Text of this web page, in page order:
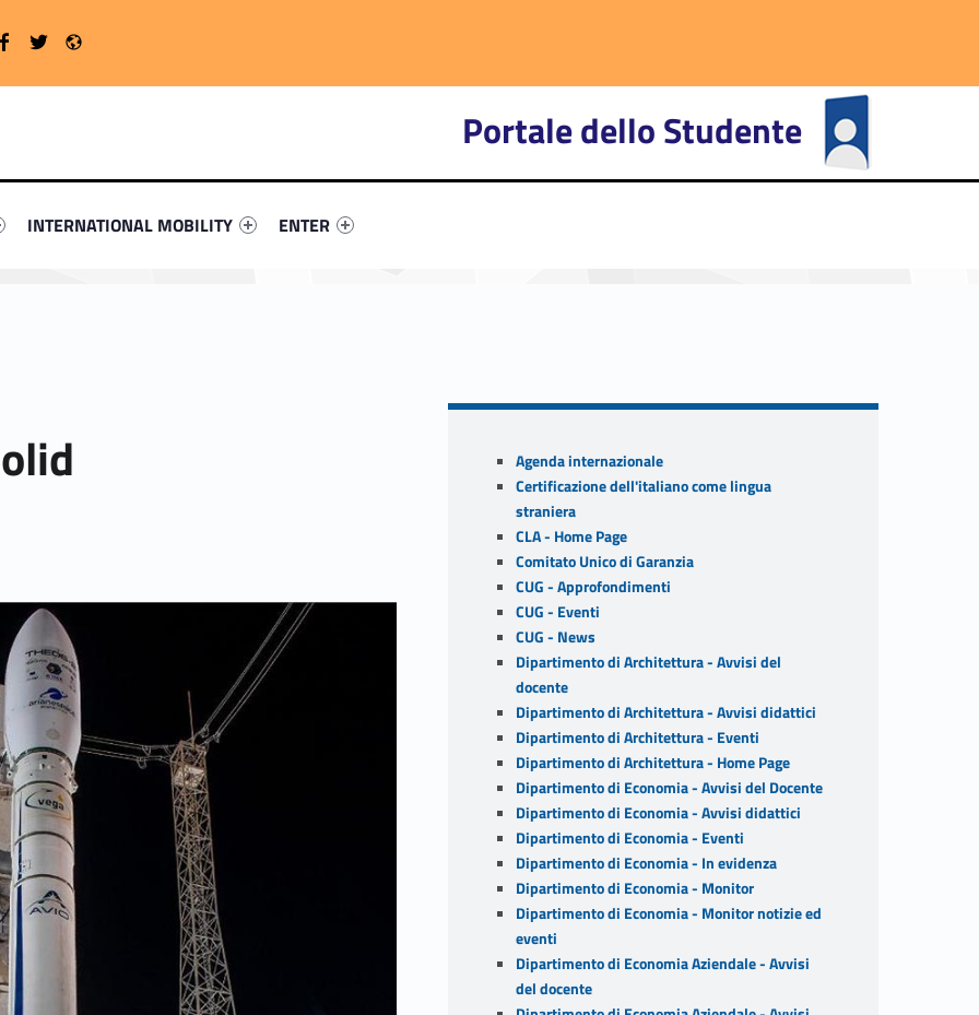
Portale dello Studente
24105-4
#link-menu-primary-29929-16
Link identifier #link-menu-primary-66061-19
INTERNATIONAL MOBILITY
Link identifier #link-menu-primary-93578-27
ENTER
WebMan on Facebook
Twitter
Sidebar
Agenda internazionale
Certificazione dell'italiano come lingua
straniera
CLA - Home Page
Comitato Unico di Garanzia
CUG - Approfondimenti
CUG - Eventi
CUG - News
Dipartimento di Architettura - Avvisi del
docente
Dipartimento di Architettura - Avvisi didattici
Dipartimento di Architettura - Eventi
Dipartimento di Architettura - Home Page
Dipartimento di Economia - Avvisi del Docente
Dipartimento di Economia - Avvisi didattici
Dipartimento di Economia - Eventi
Dipartimento di Economia - In evidenza
Dipartimento di Economia - Monitor
Dipartimento di Economia - Monitor notizie ed
eventi
Dipartimento di Economia Aziendale - Avvisi
del docente